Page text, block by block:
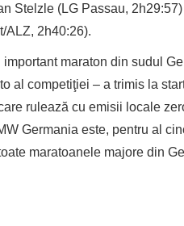
Stelzle (LG Passau,
ALZ, 2h40:26).
maraton din sudul
al competiţiei – a trimis la
rulează cu emisii locale
Germania este, pentru al
maratoanele majore din